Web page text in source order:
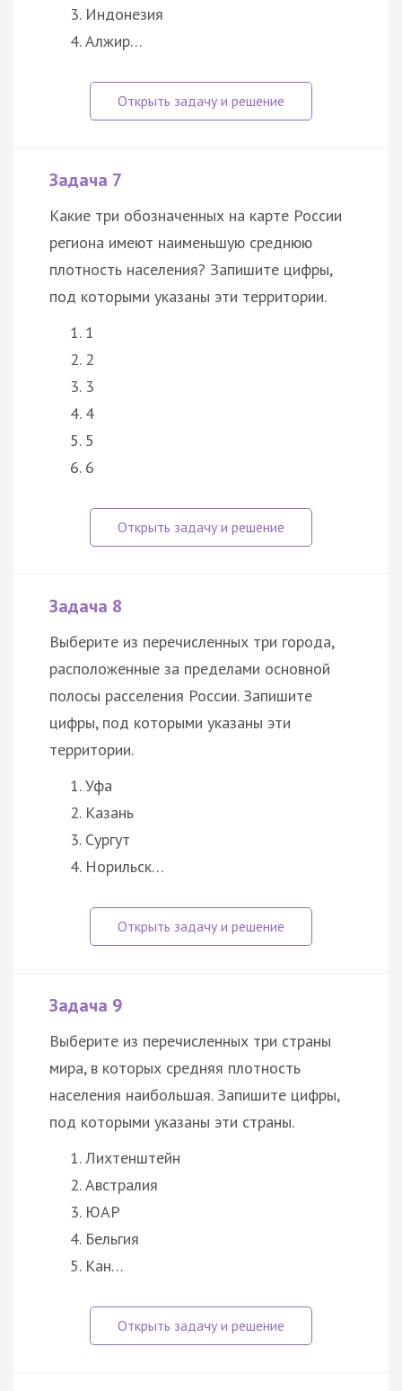
Индонезия
Алжир…
Задача 7
Какие три обозначенных на карте России
региона имеют наименьшую среднюю
плотность населения? Запишите цифры,
под которыми указаны эти территории.
1
2
3
4
5
6
Задача 8
Выберите из перечисленных три города,
расположенные за пределами основной
полосы расселения России. Запишите
цифры, под которыми указаны эти
территории.
Уфа
Казань
Сургут
Норильск…
Задача 9
Выберите из перечисленных три страны
мира, в которых средняя плотность
населения наибольшая. Запишите цифры,
под которыми указаны эти страны.
Лихтенштейн
Австралия
ЮАР
Бельгия
Кан…